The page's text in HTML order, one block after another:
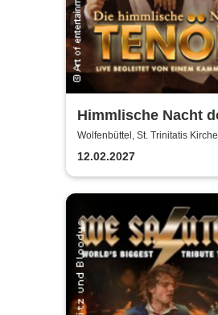
Himmlische Nacht
- Das Original - Live
technische
Wolfenbüttel, St. Trinitatis Kirche
12.02.2027